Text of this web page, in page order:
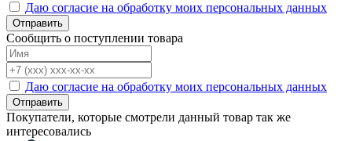
Даю согласие на обработку моих персональных данных
Отправить
Сообщить о поступлении товара
Даю согласие на обработку моих персональных данных
Отправить
Покупатели, которые смотрели данный товар так же
интересовались